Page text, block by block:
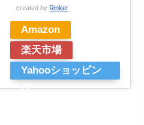
created by Rinker
Amazon
楽天市場
Yahooショッピン
グ